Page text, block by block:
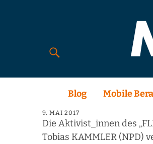
Blog Mobile
9. MAI 2017
Die Aktivist_innen des
Tobias KAMMLER (NPD)